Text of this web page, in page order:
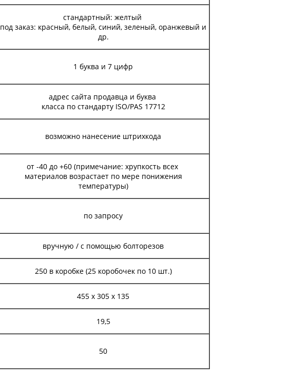
стандартный: желтый
под заказ: красный, белый, синий, зеленый, оранжевый и
др.
1 буква и 7 цифр
адрес сайта продавца и буква
класса по стандарту ISO/PAS 17712
возможно нанесение штрихкода
от -40 до +60 (примечание: хрупкость всех
материалов возрастает по мере понижения
температуры)
по запросу
вручную / с помощью болторезов
250 в коробке (25 коробочек по 10 шт.)
455 х 305 х 135
19,5
50